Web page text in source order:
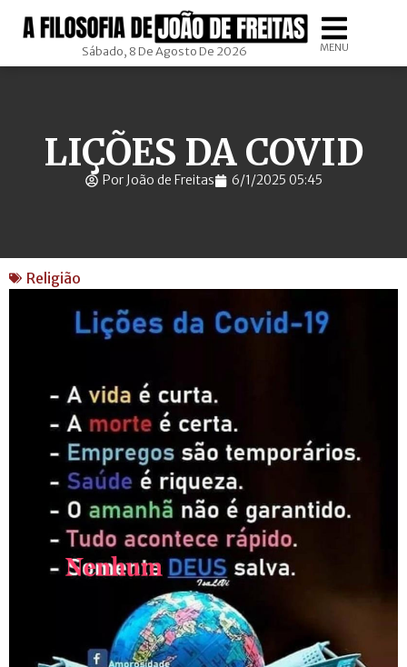
Sábado, 8 De Agosto De 2026 MENU
LIÇÕES DA COVID
Por João de Freitas 6/1/2025 05:45
Religião